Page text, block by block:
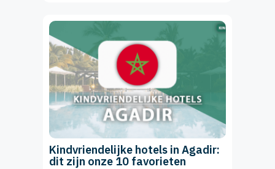
Kindvriendelijke hotels in Agadir:
dit zijn onze 10 favorieten